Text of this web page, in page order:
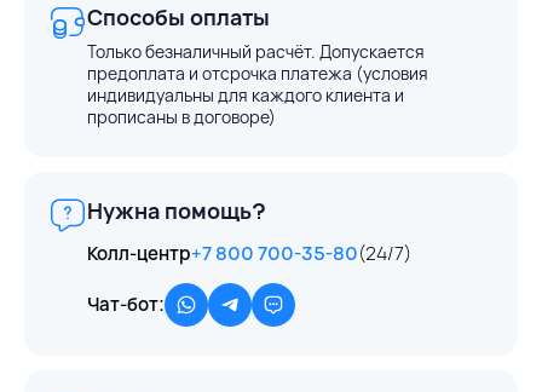
Способы оплаты
Только безналичный расчёт. Допускается
предоплата и отсрочка платежа (условия
индивидуальны для каждого клиента и
прописаны в договоре)
Нужна помощь?
Колл-центр+7 800 700-35-80(24/7)
Чат-бот: